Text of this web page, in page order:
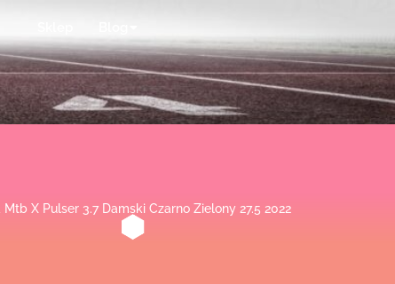
Mtb X Pulser 3.7 Damski Czarno Zielony 27.5 2022